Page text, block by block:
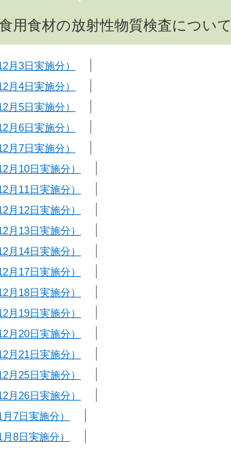
用食材の放射性物質検査について
月3日実施分）
月4日実施分）
月5日実施分）
月6日実施分）
月7日実施分）
10日実施分）
11日実施分）
12日実施分）
13日実施分）
14日実施分）
17日実施分）
18日実施分）
19日実施分）
20日実施分）
21日実施分）
25日実施分）
26日実施分）
7日実施分）
8日実施分）